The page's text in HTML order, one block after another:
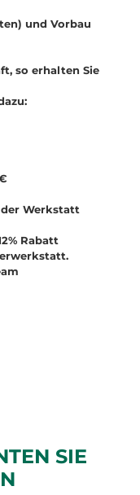
und Vorbau
so erhalten Sie
Werkstatt
Rabatt
SIE